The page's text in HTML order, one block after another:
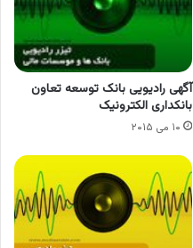
آگهی رادیویی بانک توسعه تعاون
بانکداری الکترونیک
۱۰ می ۲۰۱۵